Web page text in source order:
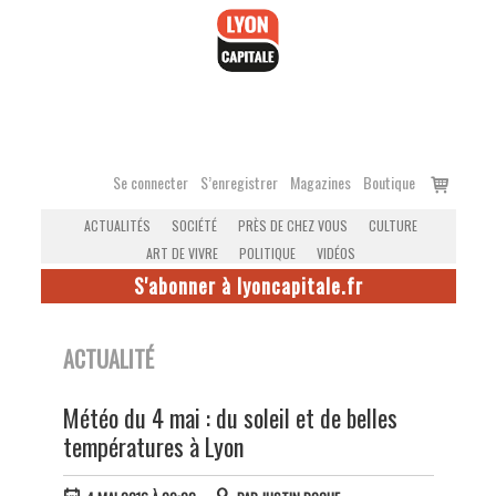
Se connecter S’enregistrer Magazines Boutique
Voir
ACTUALITÉS SOCIÉTÉ PRÈS DE CHEZ VOUS
CULTURE
ART DE VIVRE
POLITIQUE VIDÉOS
S'abonner à lyoncapitale.fr
ACTUALITÉ
Météo du 4 mai : du soleil et de belles
températures à Lyon